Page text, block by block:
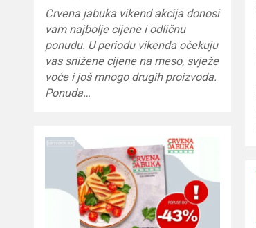
Crvena jabuka vikend akcija donosi
vam najbolje cijene i odličnu
ponudu. U periodu vikenda očekuju
vas snižene cijene na meso, svježe
voće i još mnogo drugih proizvoda.
Ponuda…